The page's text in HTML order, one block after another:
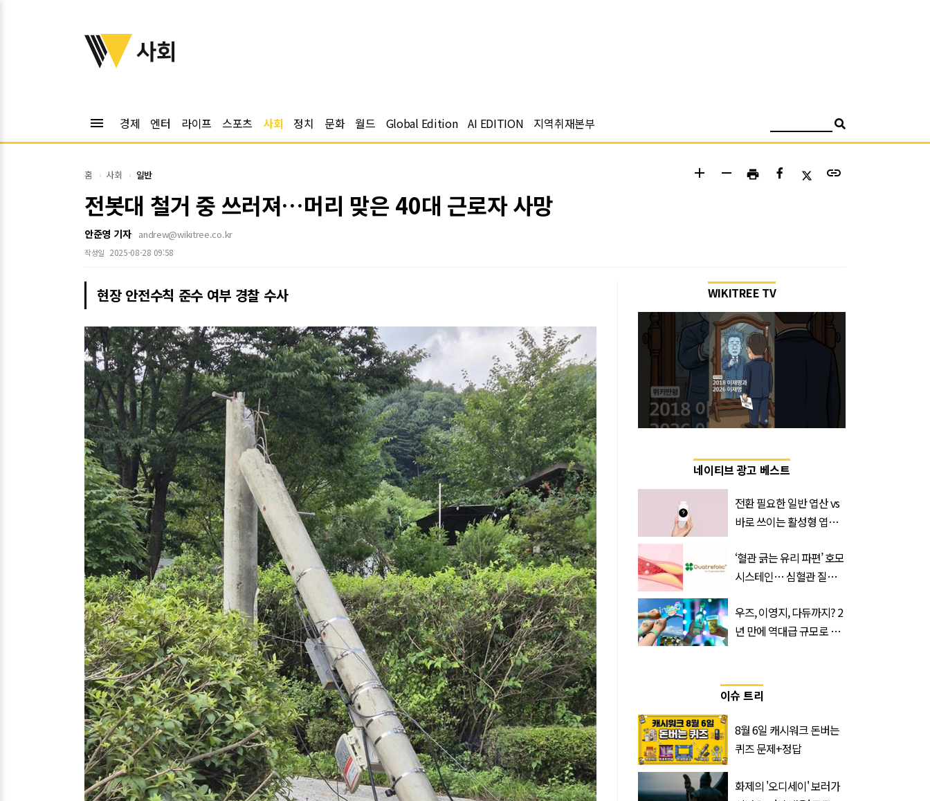
위키트리
사회
menu 경제 엔터 라이프 스포츠 사회 정치 문화 월드 Global Edition AI EDITION 지역취재본부
홈 사회 일반 add remove print link
전봇대 철거 중 쓰러져…머리 맞은 40대 근로자 사망
안준영 기자 andrew@wikitree.co.kr
작성일 2025-08-28 09:58
현장 안전수칙 준수 여부 경찰 수사 WIKITREE TV
네이티브 광고 베스트
전환 필요한 일반 엽산 vs
바로 쓰이는 활성형 엽
‘Quatrefolic®’ 주목
‘혈관 긁는 유리 파편’ 호모
시스테인… 심혈관 질환
우즈, 이영지, 다듀까지? 2
년 만에 역대급 규모로 돌
이슈 트리
8월 6일 캐시워크 돈버는
퀴즈 문제+정답
화제의 '오디세이' 보러가